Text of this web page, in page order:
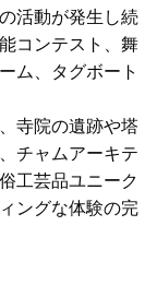
活動が発生し続
コンテスト、舞
ム、タグボート
寺院の遺跡や塔
チャムアーキテ
工芸品ユニーク
ングな体験の完